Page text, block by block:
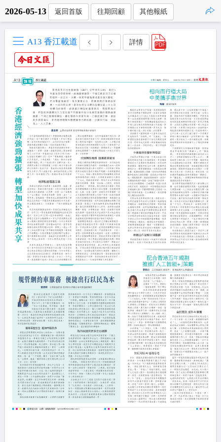
2026-05-13 返回首版 往期回顧 其他報紙
A13 香江載道 詳情
點擊複製